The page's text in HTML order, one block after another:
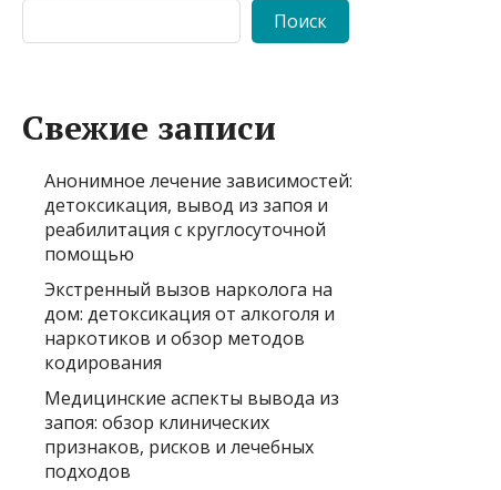
Поиск
Свежие записи
Анонимное лечение зависимостей:
детоксикация, вывод из запоя и
реабилитация с круглосуточной
помощью
Экстренный вызов нарколога на
дом: детоксикация от алкоголя и
наркотиков и обзор методов
кодирования
Медицинские аспекты вывода из
запоя: обзор клинических
признаков, рисков и лечебных
подходов